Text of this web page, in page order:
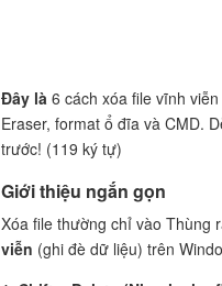
Đây là 6 cách xóa file vĩnh
Eraser, format ổ đĩa và CMD.
trước! (119 ký tự)
Giới thiệu ngắn gọn
Xóa file thường chỉ vào Thùng
viễn (ghi đè dữ liệu) trên